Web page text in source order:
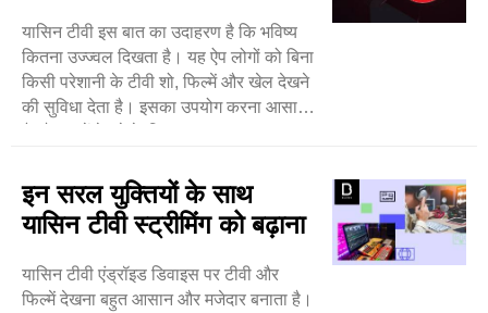
यासिन टीवी इस बात का उदाहरण है कि भविष्य
कितना उज्ज्वल दिखता है। यह ऐप लोगों को बिना
किसी परेशानी के टीवी शो, फिल्में और खेल देखने
की सुविधा देता है। इसका उपयोग करना आसान
इन सरल युक्तियों के साथ
यासिन टीवी स्ट्रीमिंग को बढ़ाना
यासिन टीवी एंड्रॉइड डिवाइस पर टीवी और
फिल्में देखना बहुत आसान और मजेदार बनाता है।